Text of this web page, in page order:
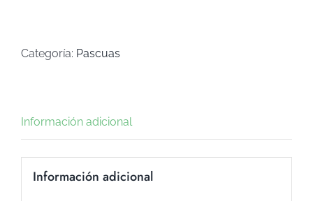
C-
Categoría: Pascuas
Información adicional
Información adicional